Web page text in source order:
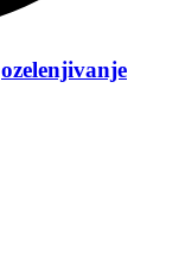
ozelenjivanje